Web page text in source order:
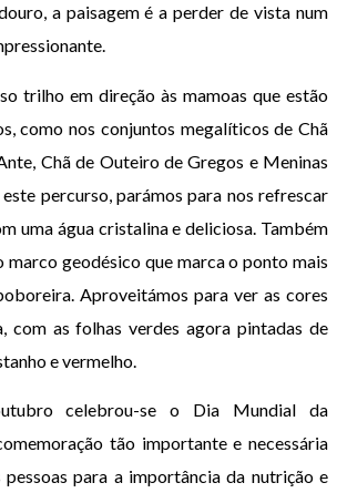
a paisagem é a perder de vista num
trilho em direção às mamoas que estão
como nos conjuntos megalíticos de Chã
Chã de Outeiro de Gregos e Meninas
percurso, parámos para nos refrescar
uma água cristalina e deliciosa. Também
marco geodésico que marca o ponto mais
Aproveitámos para ver as cores
com as folhas verdes agora pintadas de
e vermelho.
celebrou-se o Dia Mundial da
tão importante e necessária
para a importância da nutrição e